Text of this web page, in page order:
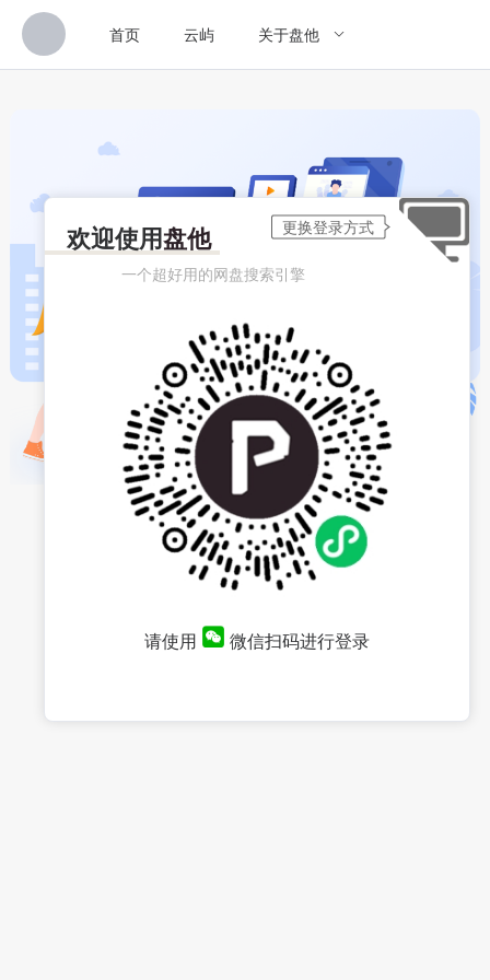
首页 云屿 关于盘他
欢迎使用盘他
一个超好用的网盘搜索引擎
请使用 微信扫码进行登录